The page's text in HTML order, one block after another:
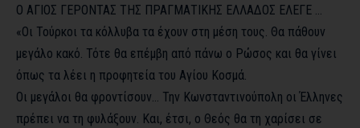
Ο ΑΓΙΟΣ ΓΕΡΟΝΤΑΣ ΤΗΣ ΠΡΑΓΜΑΤΙΚΗΣ ΕΛΛΑΔΟΣ ΕΛΕΓΕ …
«Οι Τούρκοι τα κόλλυβα τα έχουν στη μέση τους. Θα πάθουν
μεγάλο κακό. Τότε θα επέμβη από πάνω ο Ρώσος και θα γίνει
όπως τα λέει η προφητεία του Αγίου Κοσμά.
Οι μεγάλοι θα φροντίσουν… Την Κωνσταντινούπολη οι Έλληνες
πρέπει να τη φυλάξουν. Και, έτσι, ο Θεός θα τη χαρίσει σε